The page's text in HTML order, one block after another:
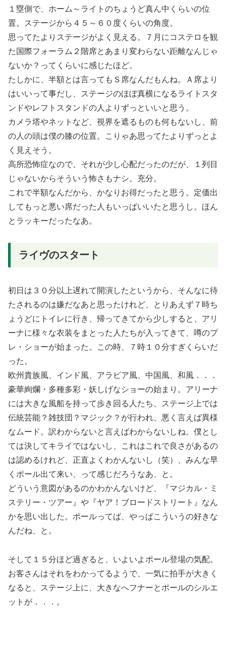
１塁側で、ホーム～ライトのちょうど真ん中くらいの位
置。ステージから４５～６０度くらいの角度。
思ってたよりステージがよく見える。７月にコステロを観
た国際フォーラム２階席とあまり変わらない距離なんじゃ
ないか？ってくらいに感じたほど。
たしかに、半額とは言ってもＳ席なんだもんね。Ａ席より
はいいって事だし、ステージのほぼ真横になるライトスタ
ンドやレフトスタンドの人よりずっといいと思う。
カメラ塔やネットなど、視界を遮るものも何もないし、前
の人の頭は僕の膝の位置。こりゃあ思ってたよりずっとよ
く見えそう。
高所恐怖症なので、それが少し心配だったのだが、１列目
じゃないからそういう怖さもナシ。充分。
これで半額なんだから、かなりお得だったと思う。定価出
してもっと悪い席だった人もいっぱいいたと思うし。ほん
とラッキーだったなあ。
ライヴのスタート
初日は３０分以上遅れて開演したというから、そんなに待
たされるのは嫌だなあと思ったけれど、とりあえず７時ち
ょうどにトイレに行き、帰ってきてから少しすると、アリ
ーナに様々な衣装をまとった人たちが入ってきて、噂のプ
レ・ショーが始まった。この時、７時１０分すぎくらいだ
った。
欧州貴族風、インド風、アラビア風、中国風、和風．．．
豪華絢爛・多種多彩・妖しげなショーの始まり。アリーナ
には大きな風船を持って歩き回る人たち、ステージ上では
伝統芸能？雑技団？マジック？が行われ、悪く言えば異様
なムード。訳わからないと言えばわからないしね。僕とし
ては決してキライではないし、これはこれで良さがあるの
は認めるけれど、正直よくわかんないし（笑）、みんな早
くポール出て来い、って感じだろうなあ、と。
どういう意図があるのかわかんないけど、『マジカル・ミ
ステリー・ツアー』や『ヤア！ブロードストリート』なん
かを思い出した。ポールってば、やっぱこういうの好きな
んだね、と。
そして１５分ほど過ぎると、いよいよポール登場の気配。
お客さんはそれをわかってるようで、一気に拍手が大きく
なると、ステージ上に、大きなへフナーとポールのシルエ
ットが．．．。